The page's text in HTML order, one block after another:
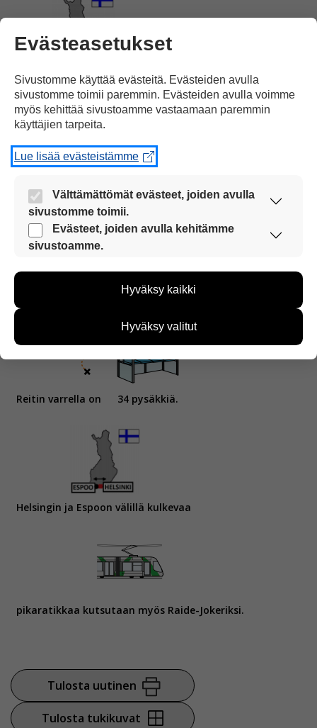
Espoon Keilaniemen välillä.
Pikaratikka kulkee
Reitin varrella on 34 pysäkkiä.
Helsingin ja Espoon välillä kulkevaa
pikaratikkaa kutsutaan myös Raide-Jokeriksi.
Tulosta uutinen
Tulosta tukikuvat
Evästeasetukset
Sivustomme käyttää evästeitä. Evästeiden avulla
sivustomme toimii paremmin. Evästeiden avulla voimme
myös kehittää sivustoamme vastaamaan paremmin
käyttäjien tarpeita.
Lue lisää evästeistämme
Välttämättömät evästeet, joiden avulla
sivustomme toimii.
Nämä evästeet ovat aina käytössä, jotta
sivustoamme voi käyttää sujuvasti ja turvallisesti.
Evästeet, joiden avulla kehitämme
sivustoamme.
kehittää sivustoamme vastaamaan paremmin
kävijämääristä ja siitä, mitä sivuja käytetään ja
miten sivuilla liikutaan. Emme kuitenkaan kerää
yksittäiseen käyttäjään.
Voit valita, hyväksytkö näiden evästeiden käytön.
Hyväksy kaikki
Hyväksy valitut